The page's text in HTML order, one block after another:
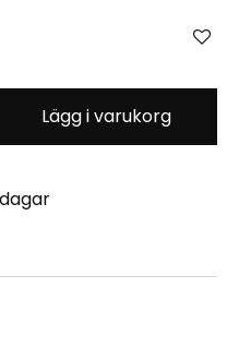
Lägg i varukorg
Yellow (100ml)